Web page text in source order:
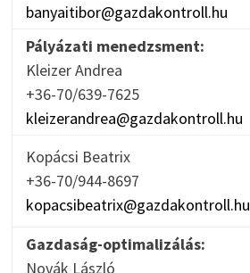
banyaitibor@gazdakontroll.hu
Pályázati menedzsment:
Kleizer Andrea
+36-70/639-7625
kleizerandrea@gazdakontroll.hu
Kopácsi Beatrix
+36-70/944-8697
kopacsibeatrix@gazdakontroll.hu
Gazdaság-optimalizálás:
Novák László